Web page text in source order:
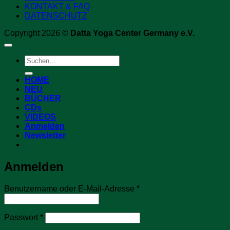
KONTAKT & FAQ
DATENSCHUTZ
Copyright 2026 © Datta Yoga Center Germany e.V.
Suchen
nach:
HOME
NEU
BÜCHER
CDs
VIDEOS
Anmelden
Newsletter
Anmelden
Benutzername oder E-Mail-Adresse *Erforderlich
Passwort *Erforderlich